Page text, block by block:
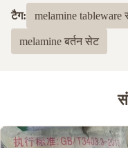
टैग: melamine tableware
melamine बर्तन सेट